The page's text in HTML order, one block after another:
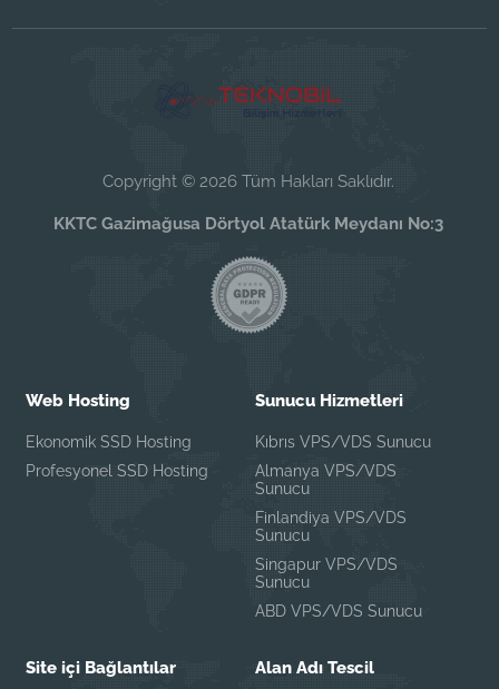
Copyright © 2026 Tüm Hakları Saklıdır.
KKTC Gazimağusa Dörtyol Atatürk Meydanı No:3
Web Hosting
Ekonomik SSD Hosting
Profesyonel SSD Hosting
Sunucu Hizmetleri
Kıbrıs VPS/VDS Sunucu
Almanya VPS/VDS
Sunucu
Finlandiya VPS/VDS
Sunucu
Singapur VPS/VDS
Sunucu
ABD VPS/VDS Sunucu
Site içi Bağlantılar Alan Adı Tescil